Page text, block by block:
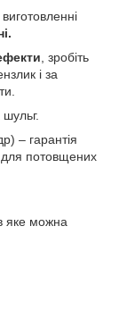
, зробіть
і за
– гарантія
для потовщених
яке можна